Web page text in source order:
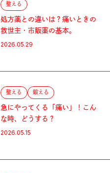
整える
処方薬との違いは？痛いときの
救世主・市販薬の基本。
2026.05.29
整える 鍛える
急にやってくる「痛い」！こん
な時、どうする？
2026.05.15